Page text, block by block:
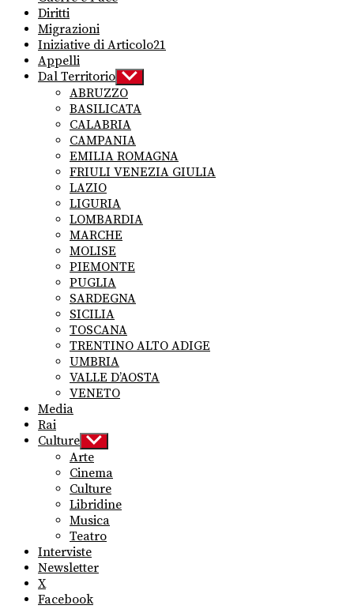
Diritti
Migrazioni
Iniziative di Articolo21
Appelli
Dal Territorio Show
sub
menu
ABRUZZO
BASILICATA
CALABRIA
CAMPANIA
EMILIA ROMAGNA
FRIULI VENEZIA GIULIA
LAZIO
LIGURIA
LOMBARDIA
MARCHE
MOLISE
PIEMONTE
PUGLIA
SARDEGNA
SICILIA
TOSCANA
TRENTINO ALTO ADIGE
UMBRIA
VALLE D’AOSTA
VENETO
Media
Rai
Culture Show
sub
menu
Arte
Cinema
Culture
Libridine
Musica
Teatro
Interviste
Newsletter
X
Facebook